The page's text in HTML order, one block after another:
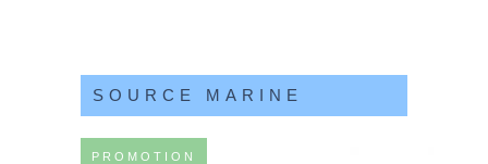
SOURCE MARINE
PROMOTION